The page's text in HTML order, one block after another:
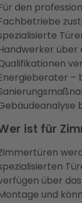
den
über
–
ist für
über
und